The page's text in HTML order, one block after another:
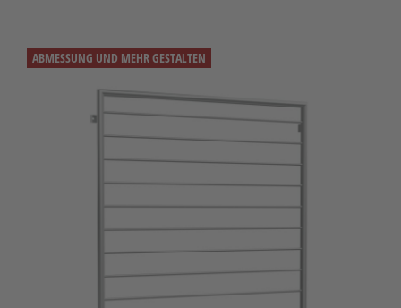
ABMESSUNG UND MEHR GESTALTEN